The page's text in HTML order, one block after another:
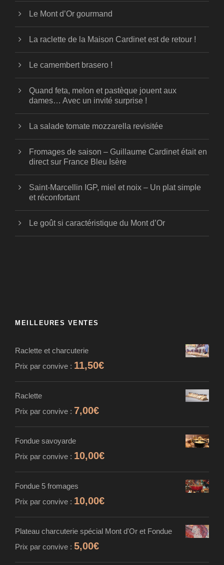
Le Mont d’Or gourmand
La raclette de la Maison Cardinet est de retour !
Le camembert brasero !
Quand feta, melon et pastèque jouent aux
dames… Avec un invité surprise !
La salade tomate mozzarella revisitée
Fromages de saison – Guillaume Cardinet était en
direct sur France Bleu Isère
Saint-Marcellin IGP, miel et noix – Un plat simple
et réconfortant
Le goût si caractéristique du Mont d’Or
MEILLEURES VENTES
Raclette et charcuterie
Prix par convive : 11,50€
Raclette
Prix par convive : 7,00€
Fondue savoyarde
Prix par convive : 10,00€
Fondue 5 fromages
Prix par convive : 10,00€
Plateau charcuterie spécial Mont d'Or et Fondue
Prix par convive : 5,00€